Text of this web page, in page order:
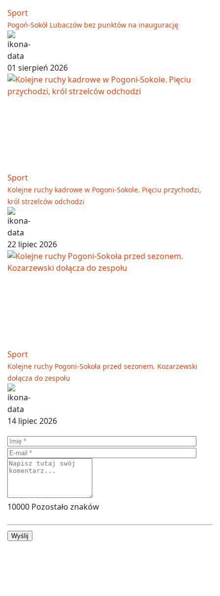
Sport
Pogoń-Sokół Lubaczów bez punktów na inaugurację
01 sierpień 2026
Sport
Kolejne ruchy kadrowe w Pogoni-Sokole. Pięciu przychodzi,
król strzelców odchodzi
22 lipiec 2026
Sport
Kolejne ruchy Pogoni-Sokoła przed sezonem. Kozarzewski
dołącza do zespołu
14 lipiec 2026
10000 Pozostało znaków
Wyślij